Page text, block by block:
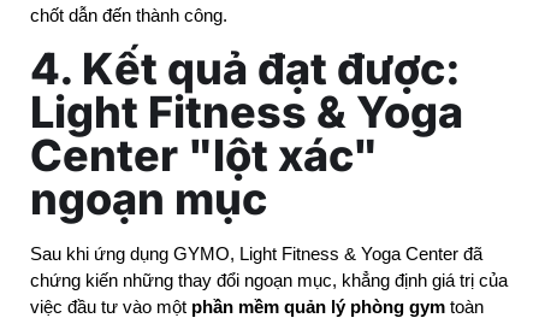
chốt dẫn đến thành công.
4. Kết quả đạt được:
Light Fitness & Yoga
Center "lột xác"
ngoạn mục
Sau khi ứng dụng GYMO, Light Fitness & Yoga Center đã
chứng kiến những thay đổi ngoạn mục, khẳng định giá trị của
việc đầu tư vào một phần mềm quản lý phòng gym toàn